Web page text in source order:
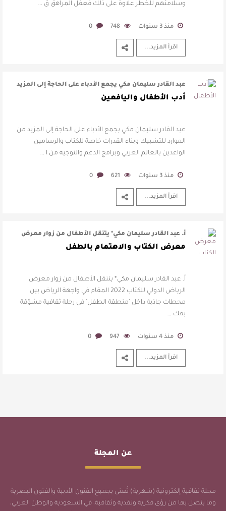
وسلامتهم للخطر علاوة على ذلك فعقل المراهق ق …
منذ 3 سنوات 748
0
اقرأ المزيد...
عبد القادر سليمان مكي يجمع الأدباء على الحاجة إلى المزيد
من الموارد للتشبيك وبنا …
أدب الأطفال واليافعين
عبد القادر سليمان مكي يجمع الأدباء على الحاجة إلى المزيد من
الموارد للتشبيك وبناء القدرات خاصة للكتاب والرسامين
الواعدين بالعالم العربي وبرامج الدعم والتوجيه من ا …
منذ 3 سنوات 621
0
اقرأ المزيد...
أ. عبد القادر سليمان مكي* يتنقل الأطفال من زوار معرض
الرياض الدولي للكتاب 2022 ا …
معرض الكتاب والاهتمام بالطفل
أ. عبد القادر سليمان مكي* يتنقل الأطفال من زوار معرض
الرياض الدولي للكتاب 2022 المقام في واجهة الرياض بين
محطات جاذبة داخل "منطقة الطفل" في رحلة ثقافية مشوّقة
بفك …
منذ 4 سنوات 947
0
اقرأ المزيد...
عن المجلة
مجلة ثقافية إلكترونية (شهرية) تُعنى بجميع الفنون الأدبية والفنون البصرية
وما يتصل بها من رؤى فكرية ونقدية وثقافية، في السعودية والوطن العربي،